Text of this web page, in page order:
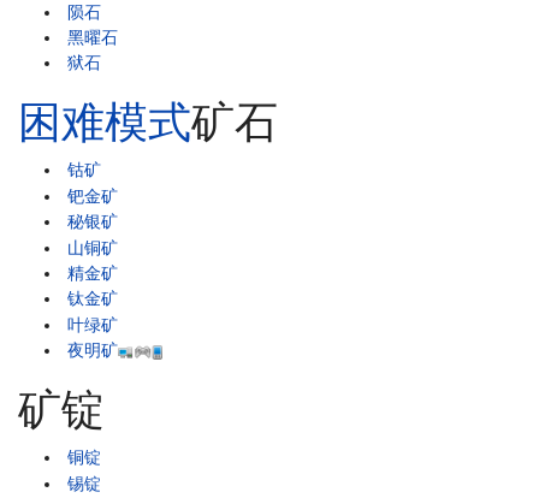
陨石
黑曜石
狱石
困难模式矿石
钴矿
钯金矿
秘银矿
山铜矿
精金矿
钛金矿
叶绿矿
夜明矿
矿锭
铜锭
锡锭